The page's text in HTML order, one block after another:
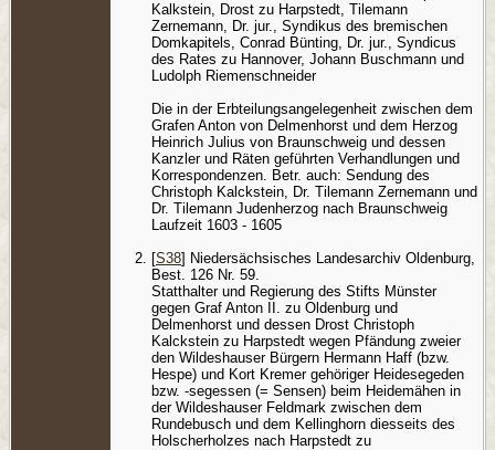
Kalkstein, Drost zu Harpstedt, Tilemann
Zernemann, Dr. jur., Syndikus des bremischen
Domkapitels, Conrad Bünting, Dr. jur., Syndicus
des Rates zu Hannover, Johann Buschmann und
Ludolph Riemenschneider
Die in der Erbteilungsangelegenheit zwischen dem
Grafen Anton von Delmenhorst und dem Herzog
Heinrich Julius von Braunschweig und dessen
Kanzler und Räten geführten Verhandlungen und
Korrespondenzen. Betr. auch: Sendung des
Christoph Kalckstein, Dr. Tilemann Zernemann und
Dr. Tilemann Judenherzog nach Braunschweig
Laufzeit 1603 - 1605
[S38] Niedersächsisches Landesarchiv Oldenburg,
Best. 126 Nr. 59.
Statthalter und Regierung des Stifts Münster
gegen Graf Anton II. zu Oldenburg und
Delmenhorst und dessen Drost Christoph
Kalckstein zu Harpstedt wegen Pfändung zweier
den Wildeshauser Bürgern Hermann Haff (bzw.
Hespe) und Kort Kremer gehöriger Heidesegeden
bzw. -segessen (= Sensen) beim Heidemähen in
der Wildeshauser Feldmark zwischen dem
Rundebusch und dem Kellinghorn diesseits des
Holscherholzes nach Harpstedt zu